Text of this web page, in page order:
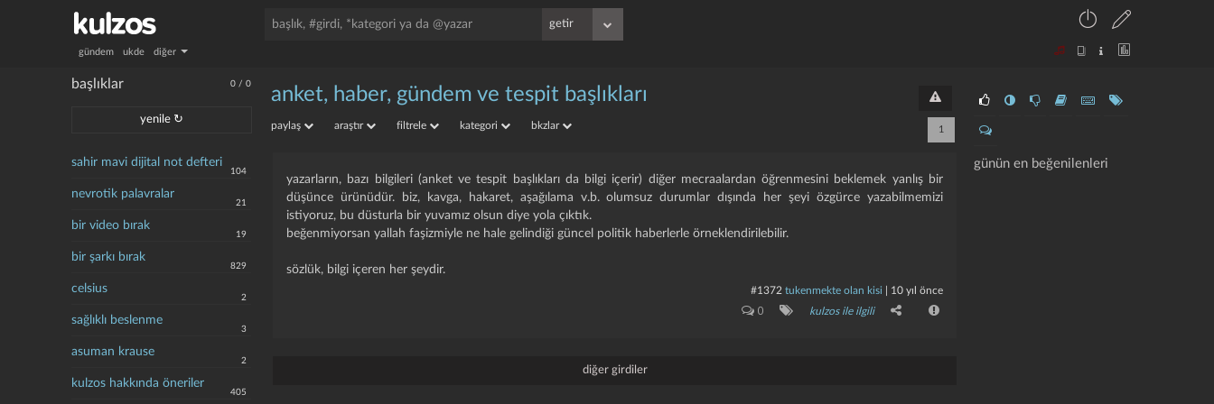
gündem ukde diğer
0 /0
başlıklar
yenile ↻
sahir mavi dijital not defteri
104
nevrotik palavralar
21
bir video bırak
19
bir şarkı bırak
829
celsius
2
sağlıklı beslenme
3
asuman krause
2
kulzos hakkında öneriler
405
günün en beğenilenleri
anket, haber, gündem ve tespit başlıkları
paylaş araştır filtrele kategori bkzlar 1
yazarların, bazı bilgileri (anket ve tespit başlıkları da bilgi içerir) diğer mecraalardan öğrenmesini beklemek yanlış bir
düşünce ürünüdür. biz, kavga, hakaret, aşağılama v.b. olumsuz durumlar dışında her şeyi özgürce yazabilmemizi
istiyoruz, bu düsturla bir yuvamız olsun diye yola çıktık.
beğenmiyorsan yallah faşizmiyle ne hale gelindiği güncel politik haberlerle örneklendirilebilir.
sözlük, bilgi içeren her şeydir.
#1372 tukenmekte olan kisi 10 yıl önce
0 kulzos ile ilgili
diğer girdiler